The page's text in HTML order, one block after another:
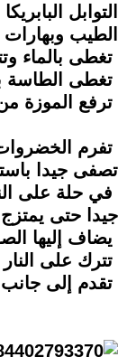
التوابل
الطيب وبهارات
تغطى بالماء
تغطى الطاسة
ترفع الموزة
تفرم الخضروات
تصفى جيدا
في حلة على
جيدا حتى يمتزج
يضاف إليها
تترك على
تقدم إلى جانب